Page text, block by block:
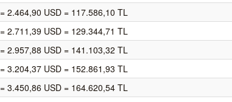
= 2.464,90 USD = 117.586,10 TL
= 2.711,39 USD = 129.344,71 TL
= 2.957,88 USD = 141.103,32 TL
= 3.204,37 USD = 152.861,93 TL
= 3.450,86 USD = 164.620,54 TL